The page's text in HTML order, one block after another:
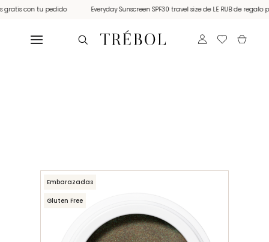
con tu pedido Everyday Sunscreen SPF30 travel size de LE RUB de regalo
Embarazadas
Gluten Free